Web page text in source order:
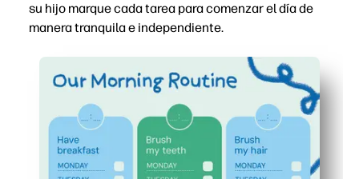
su hijo marque cada tarea para comenzar el día de
manera tranquila e independiente.
Configuración sin preparación: puede imprimir en
Indicaciones visuales y aptas para niños: perfectas
Fomenta la independencia y la responsabilidad: a los
Reduce los recordatorios: hace que todos lleguen a